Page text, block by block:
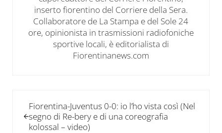
inserto fiorentino del Corriere della Sera.
Collaboratore de La Stampa e del Sole 24
ore, opinionista in trasmissioni radiofoniche
sportive locali, è editorialista di
Fiorentinanews.com
Fiorentina-Juventus 0-0: io l’ho vista così (Nel
segno di Re-bery e di una coreografia
kolossal – video)